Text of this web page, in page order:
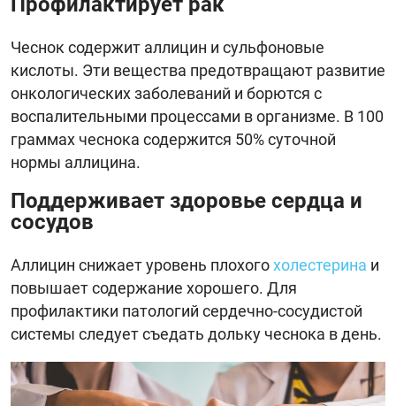
Чеснок содержит аллицин и сульфоновые
кислоты. Эти вещества предотвращают развитие
онкологических заболеваний и борются с
воспалительными процессами в организме. В 100
граммах чеснока содержится 50% суточной
нормы аллицина.
Поддерживает здоровье сердца и
сосудов
Аллицин снижает уровень плохогохолестерина и
повышает содержание хорошего. Для
профилактики патологий сердечно-сосудистой
системы следует съедать дольку чеснока в день.